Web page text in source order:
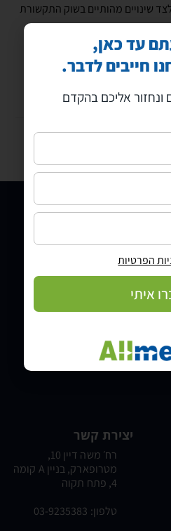
שינויים מהותיים בשוק התקשורת
חברתיות וכלי תקשורת חדשים,
מידע
בלוג
מדיניות פרטיות
מדיניות עוגיות
יצירת קשר
רח׳ משה דיין 10,
מטרופארק, בניין A קומה
4, פתח תקוה
טלפון: 03-9235383
עד כאן,
חייבים לדבר.
אליכם בהקדם
הפרטיות
איתי